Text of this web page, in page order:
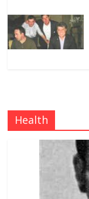
Health